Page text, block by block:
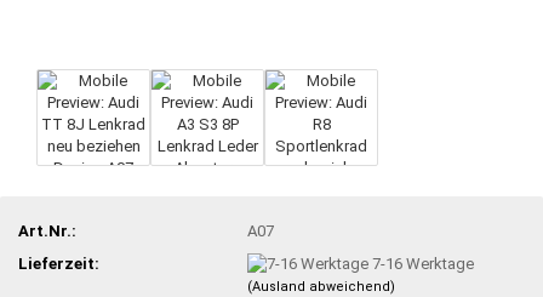
Art.Nr.:
A07
Lieferzeit:
7-16 Werktage
(Ausland abweichend)